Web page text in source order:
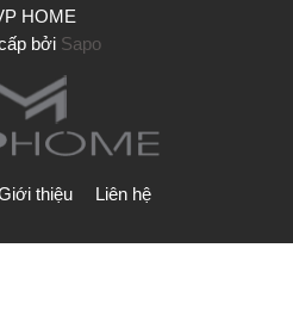
HOME
bởi Sapo
thiệu Liên hệ